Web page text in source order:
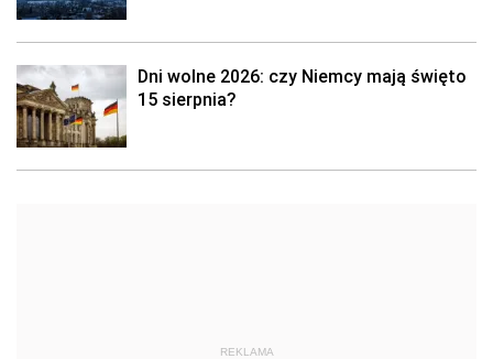
Dni wolne 2026: czy Niemcy mają święto
15 sierpnia?
REKLAMA